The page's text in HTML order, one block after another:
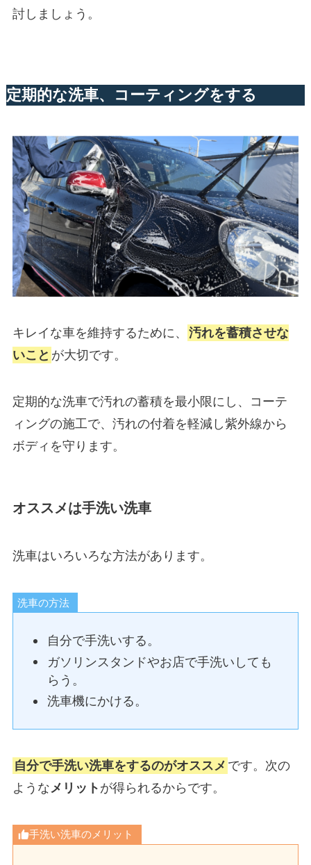
討しましょう。
定期的な洗車、コーティングをする
キレイな車を維持するために、
汚れを蓄積させな
いこと が大切です。
定期的な洗車で汚れの蓄積を最小限にし、コーテ
ィングの施工で、汚れの付着を軽減し紫外線から
ボディを守ります。
オススメは手洗い洗車
洗車はいろいろな方法があります。
洗車の方法
自分で手洗いする。
ガソリンスタンドやお店で手洗いしても
らう。
洗車機にかける。
自分で手洗い洗車をするのがオススメ です。次の
ような メリット が得られるからです。
手洗い洗車のメリット